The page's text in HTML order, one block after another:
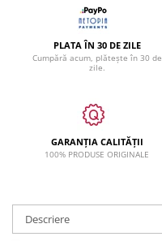
PLATA ÎN 30 DE ZILE
Cumpără acum, plătește în 30 de
zile.
GARANȚIA CALITĂȚII
100% PRODUSE ORIGINALE
Descriere